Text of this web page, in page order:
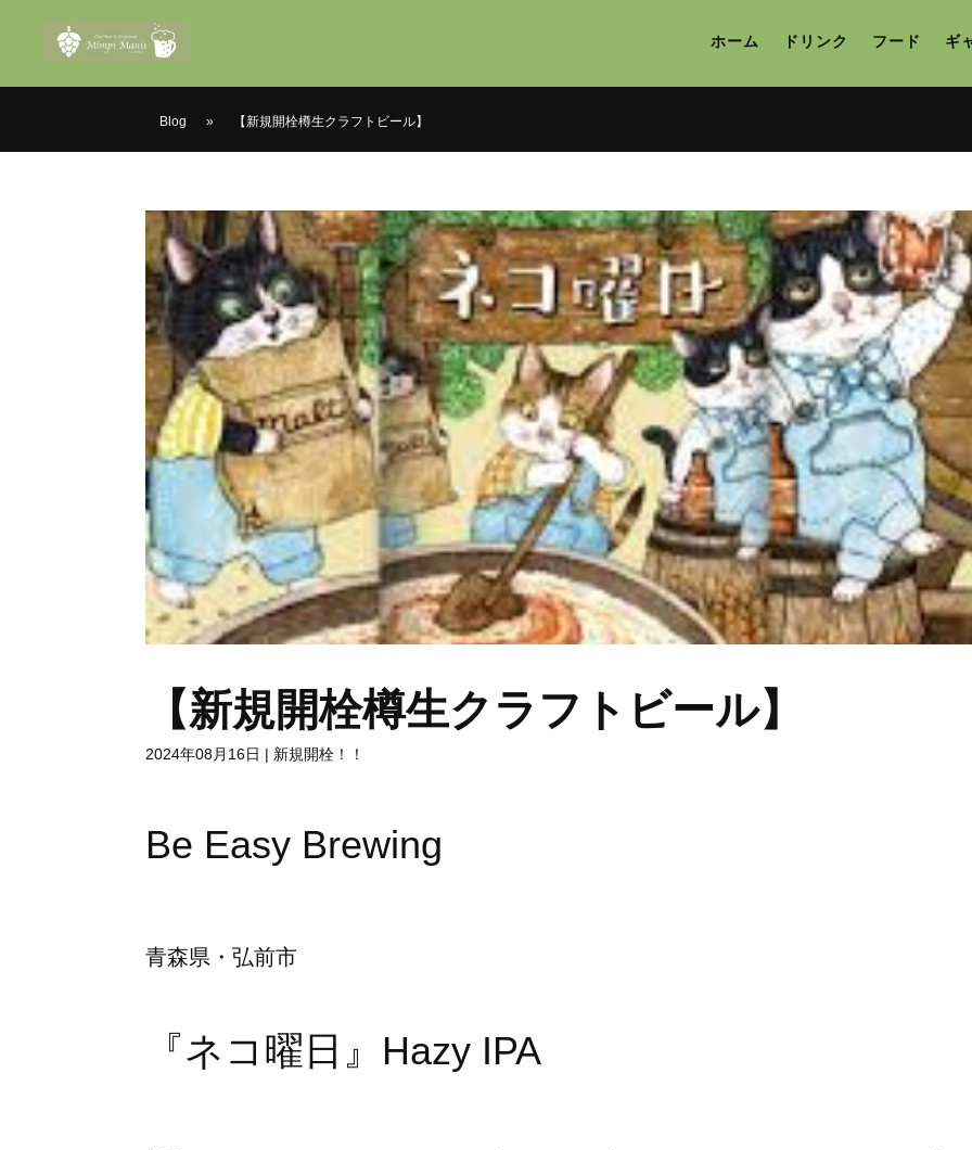
ホーム ドリンク フード ギ
Blog » 【新規開栓樽生クラフトビール】
【新規開栓樽生クラフトビール】
2024年08月16日 | 新規開栓！！
Be Easy Brewing
青森県・弘前市
『ネコ曜日』Hazy IPA